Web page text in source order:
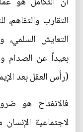
التقارب
التعايش السلمي،
بعيداً عن الصدام
(رأس العقل بعد
فالانفتاح هو
لاجتماعية